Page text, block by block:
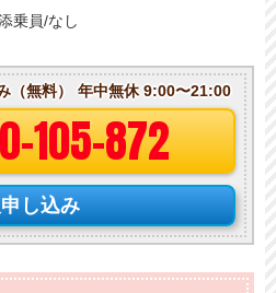
乗員/なし
（無料） 年中無休 9:00〜21:00
105-872
し込み